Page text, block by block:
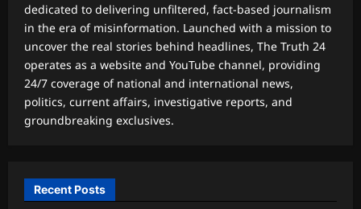
dedicated to delivering unfiltered, fact-based journalism
in the era of misinformation. Launched with a mission to
uncover the real stories behind headlines, The Truth 24
operates as a website and YouTube channel, providing
24/7 coverage of national and international news,
politics, current affairs, investigative reports, and
groundbreaking exclusives.
Recent Posts